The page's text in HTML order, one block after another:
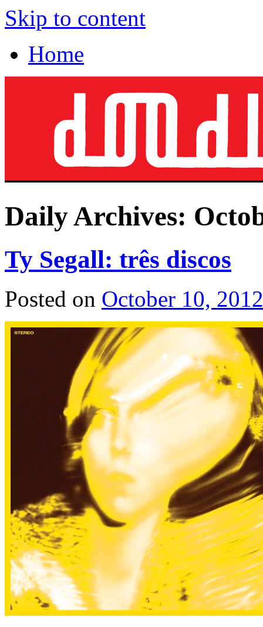
Skip to content
Home
Daily Archives:
Ty Segall: três discos
Posted on October 10, 2012